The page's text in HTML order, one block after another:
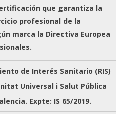
que garantiza la
profesional de la
marca la Directiva Europea
de Interés Sanitario (RIS)
Universal i Salut Pública
Expte: IS 65/2019.